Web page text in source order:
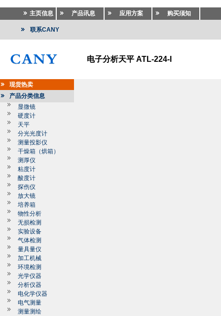
主页信息 产品讯息 应用方案 购买须知
联系CANY
电子分析天平 ATL-224-I
现货热卖
产品分类信息
显微镜
硬度计
天平
分光光度计
测量投影仪
干燥箱（烘箱）
测厚仪
粘度计
酸度计
探伤仪
放大镜
培养箱
物性分析
无损检测
实验设备
气体检测
量具量仪
加工机械
环境检测
光学仪器
分析仪器
电化学仪器
电气测量
测量测绘